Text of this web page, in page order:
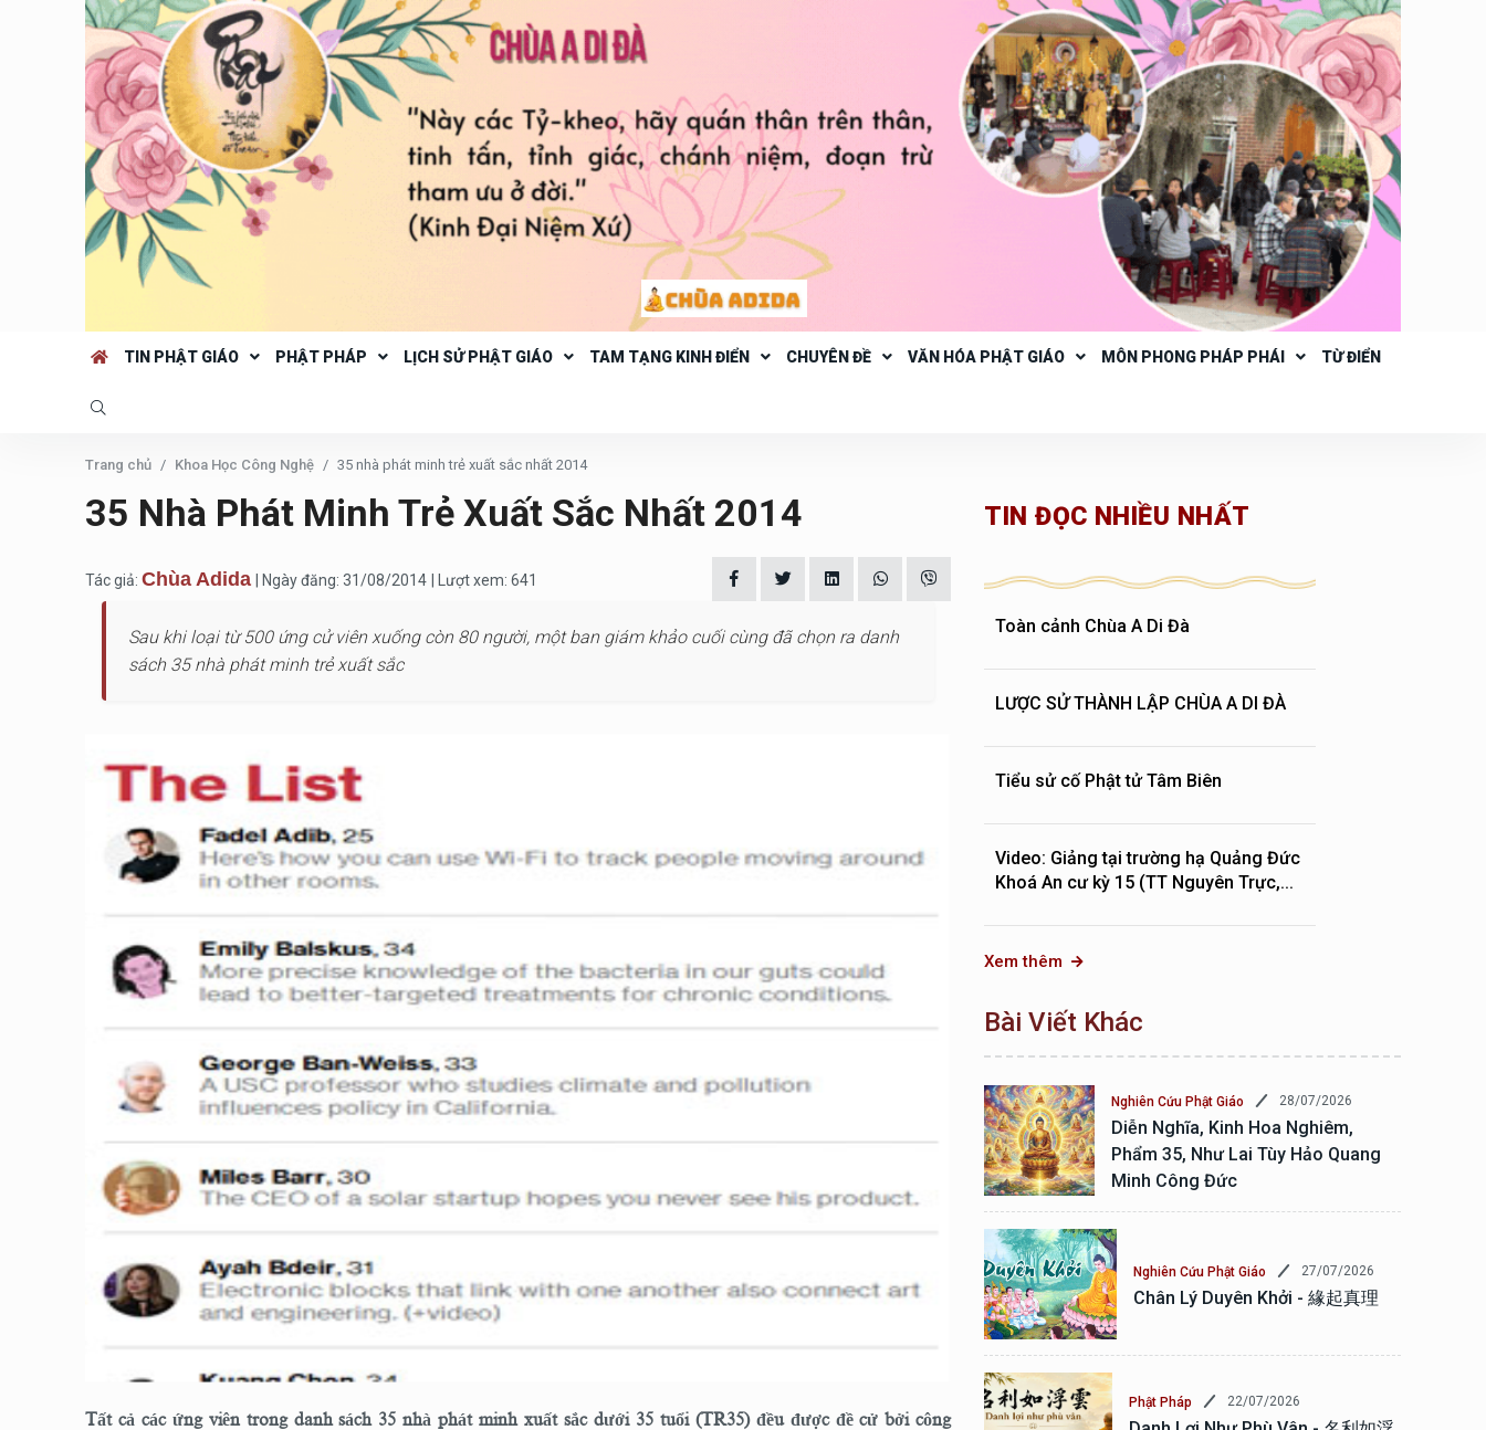
TIN PHẬT GIÁO PHẬT PHÁP LỊCH SỬ PHẬT GIÁO TAM TẠNG KINH ĐIỂN CHUYÊN ĐỀ VĂN HÓA PHẬT GIÁO MÔN PHONG PHÁP PHÁI TỪ ĐIỂN
Trang chủ Khoa Học Công Nghệ 35 nhà phát minh trẻ xuất sắc nhất 2014
35 Nhà Phát Minh Trẻ Xuất Sắc Nhất 2014
Tác giả: Chùa Adida | Ngày đăng: 31/08/2014 | Lượt xem: 641
Sau khi loại từ 500 ứng cử viên xuống còn 80 người, một ban giám khảo cuối cùng đã chọn ra danh
sách 35 nhà phát minh trẻ xuất sắc
Tất cả các ứng viên trong danh sách 35 nhà phát minh xuất sắc dưới 35 tuổi (TR35) đều được đề cử bởi công
TIN ĐỌC NHIỀU NHẤT
Toàn cảnh Chùa A Di Đà
LƯỢC SỬ THÀNH LẬP CHÙA A DI ĐÀ
Tiểu sử cố Phật tử Tâm Biên
Video: Giảng tại trường hạ Quảng Đức
Khoá An cư kỳ 15 (TT Nguyên Trực,...
Xem thêm
Bài Viết Khác
Nghiên Cứu Phật Giáo 28/07/2026
Diễn Nghĩa, Kinh Hoa Nghiêm,
Phẩm 35, Như Lai Tùy Hảo Quang
Minh Công Đức
Nghiên Cứu Phật Giáo 27/07/2026
Chân Lý Duyên Khởi - 緣起真理
Phật Pháp 22/07/2026